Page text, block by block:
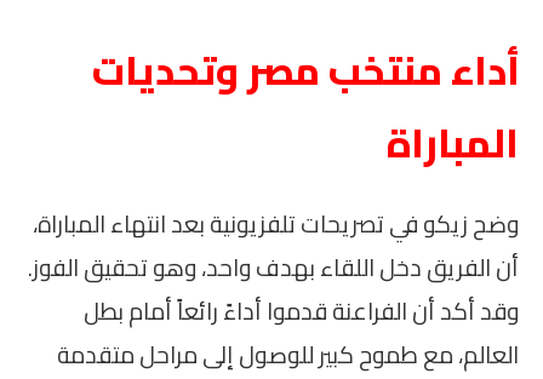
أداء منتخب مصر وتحديات
المباراة
وضح زيكو في تصريحات تلفزيونية بعد انتهاء المباراة،
أن الفريق دخل اللقاء بهدف واحد، وهو تحقيق الفوز.
وقد أكد أن الفراعنة قدموا أداءً رائعاً أمام بطل
العالم، مع طموح كبير للوصول إلى مراحل متقدمة